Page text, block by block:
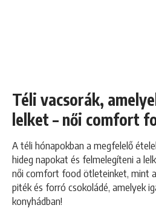
Téli vacsorák,
lelket – női comfort
A téli hónapokban a megfelelő
hideg napokat és felmelegíteni a
női comfort food ötleteinket, mint
piték és forró csokoládé, amelyek
konyhádban!